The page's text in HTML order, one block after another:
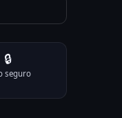
🔒
seguro